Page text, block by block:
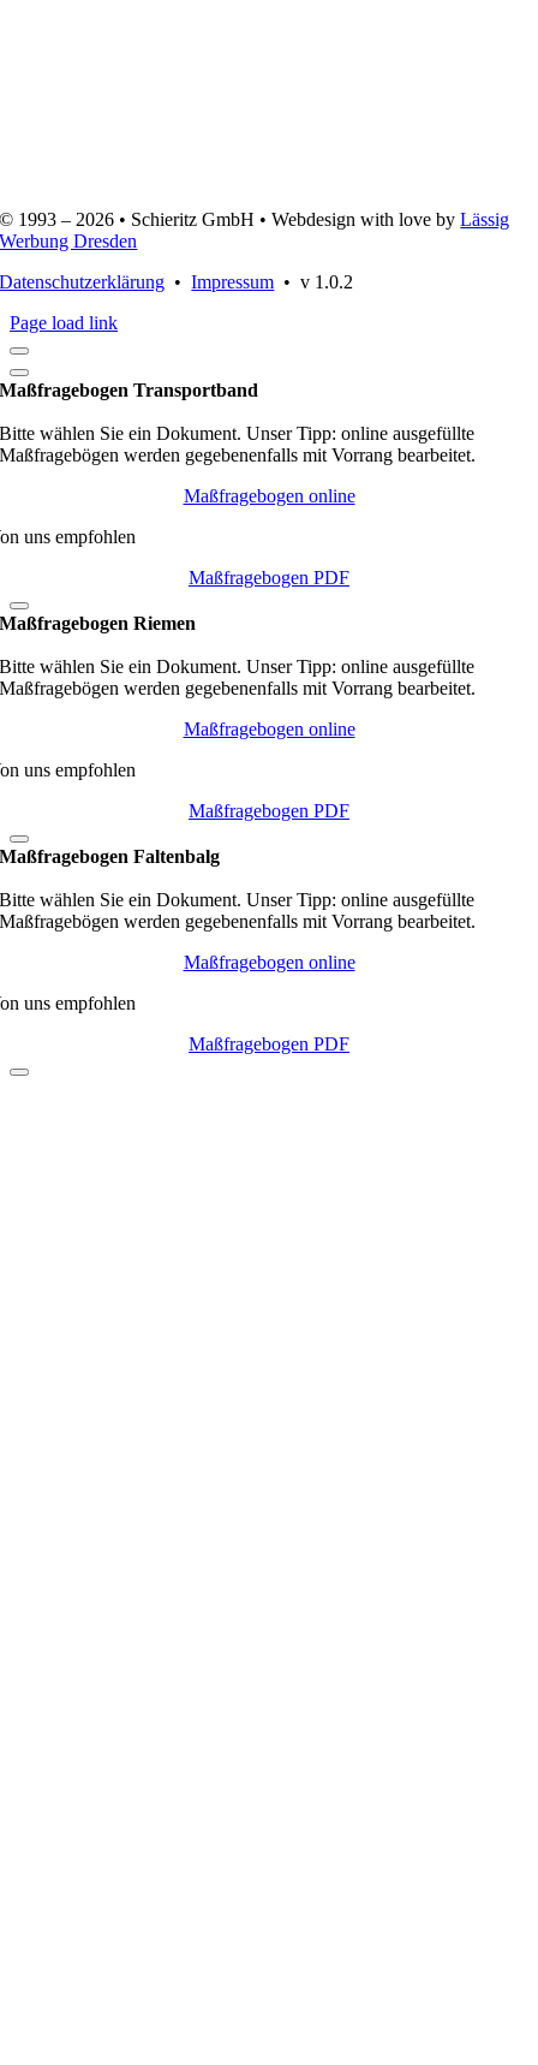
© 1993 – 2026 • Schieritz GmbH • Webdesign with love byLässig
Werbung Dresden
Datenschutzerklärung •Impressum • v 1.0.2
Page load link
Maßfragebogen Transportband
Bitte wählen Sie ein Dokument. Unser Tipp: online ausgefüllte
Maßfragebögen werden gegebenenfalls mit Vorrang bearbeitet.
Maßfragebogen online
uns empfohlen
Maßfragebogen PDF
Maßfragebogen Riemen
Bitte wählen Sie ein Dokument. Unser Tipp: online ausgefüllte
Maßfragebögen werden gegebenenfalls mit Vorrang bearbeitet.
Maßfragebogen online
uns empfohlen
Maßfragebogen PDF
Maßfragebogen Faltenbalg
Bitte wählen Sie ein Dokument. Unser Tipp: online ausgefüllte
Maßfragebögen werden gegebenenfalls mit Vorrang bearbeitet.
Maßfragebogen online
uns empfohlen
Maßfragebogen PDF